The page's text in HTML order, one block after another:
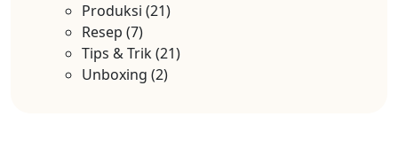
Produksi (21)
Resep (7)
Tips & Trik(21)
Unboxing (2)